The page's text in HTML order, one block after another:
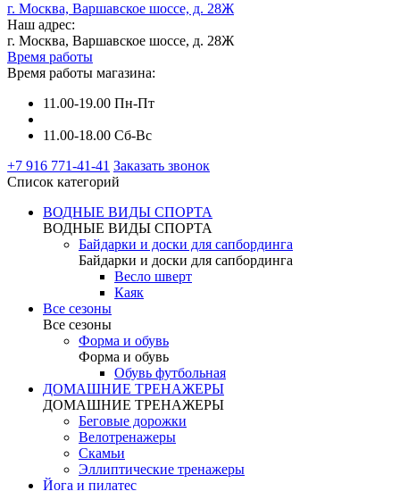
г. Москва, Варшавское шоссе, д. 28Ж
Наш адрес:
г. Москва, Варшавское шоссе, д. 28Ж
Время работы
Время работы магазина:
11.00-19.00 Пн-Пт
11.00-18.00 Сб-Вс
+7 916 771-41-41 Заказать звонок
Список категорий
ВОДНЫЕ ВИДЫ СПОРТА
ВОДНЫЕ ВИДЫ СПОРТА
Байдарки и доски для сапбординга
Байдарки и доски для сапбординга
Весло шверт
Каяк
Все сезоны
Все сезоны
Форма и обувь
Форма и обувь
Обувь футбольная
ДОМАШНИЕ ТРЕНАЖЕРЫ
ДОМАШНИЕ ТРЕНАЖЕРЫ
Беговые дорожки
Велотренажеры
Скамьи
Эллиптические тренажеры
Йога и пилатес